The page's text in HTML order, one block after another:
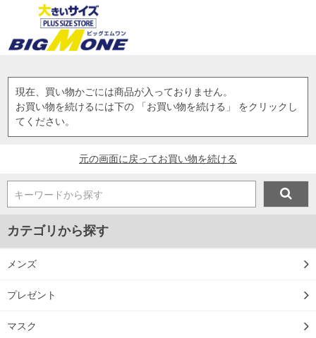
現在、買い物かごには商品が入っておりません。
お買い物を続けるには下の 「お買い物を続ける」 をクリックし
てください。
元の画面に戻ってお買い物を続ける
キーワードから探す
カテゴリから探す
メンズ
プレゼント
マスク